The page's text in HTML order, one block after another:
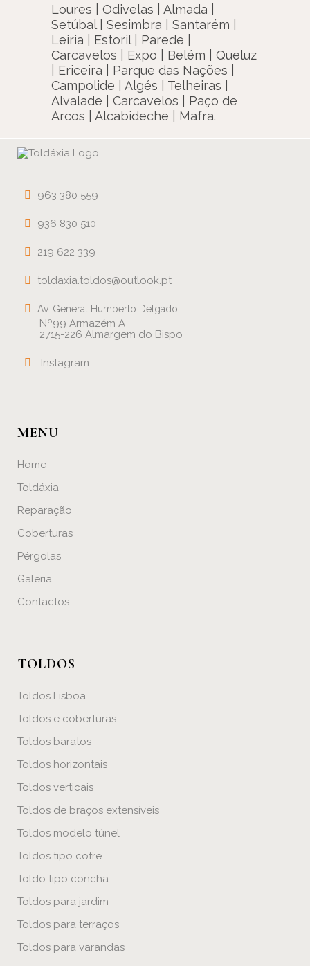
Loures | Odivelas | Almada |
Setúbal | Sesimbra | Santarém |
Leiria | Estoril | Parede |
Carcavelos | Expo | Belém | Queluz
| Ericeira | Parque das Nações |
Campolide | Algés | Telheiras |
Alvalade | Carcavelos | Paço de
Arcos | Alcabideche | Mafra.
963 380 559
936 830 510
219 622 339
toldaxia.toldos@outlook.pt
Av. General Humberto Delgado
Nº99 Armazém A
2715-226 Almargem do Bispo
Instagram
MENU
Home
Toldáxia
Reparação
Coberturas
Pérgolas
Galeria
Contactos
TOLDOS
Toldos Lisboa
Toldos e coberturas
Toldos baratos
Toldos horizontais
Toldos verticais
Toldos de braços extensíveis
Toldos modelo túnel
Toldos tipo cofre
Toldo tipo concha
Toldos para jardim
Toldos para terraços
Toldos para varandas